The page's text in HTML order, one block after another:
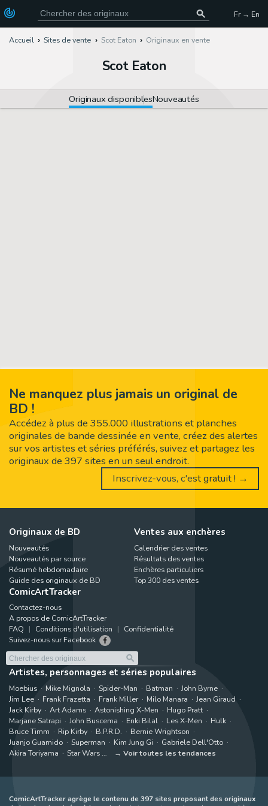
Fr → En
Accueil Sites de vente Scot Eaton Originaux en vente
Scot Eaton
Originaux disponiblesNouveautés
Ne manquez plus jamais un original de
BD !
Accédez à plus de 355.000 illustrations et planches
originales de bande dessinée en vente, créez des alertes
sur vos artistes et séries préférés, suivez et partagez les
originaux de 397 sites en un seul endroit.
Inscrivez-vous, c'est gratuit ! →
Originaux de BD
Nouveautés
Nouveautés par source
Résumé hebdomadaire
Guide des originaux de BD
Ventes aux enchères
Calendrier des ventes
Résultats des ventes
Enchères particuliers
Top 300 des ventes
ComicArtTracker
Contactez-nous
A propos de ComicArtTracker
FAQ
Conditions d'utilisation
Confidentialité
Suivez-nous sur Facebook
Artistes, personnages et séries populaires
Moebius Mike Mignola Spider-Man Batman
John Byrne
Jim Lee
Frank Frazetta Frank Miller Milo Manara
Jean Giraud
Jack Kirby
Art Adams Astonishing X-Men
Hugo Pratt
Marjane Satrapi
John Buscema Enki Bilal Les X-Men
Hulk
Bruce Timm
Rip Kirby B.P.R.D.
Bernie Wrightson
Juanjo Guarnido
Superman Kim Jung Gi
Gabriele Dell'Otto
Akira Toriyama
Star Wars Voir toutes les tendances
ComicArtTracker agrège le contenu de 397 sites proposant des originaux